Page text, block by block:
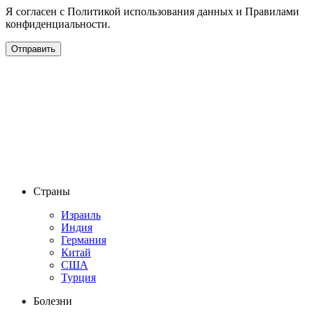
Я согласен с Политикой использования данных и Правилами
конфиденциальности.
Страны
Израиль
Индия
Германия
Китай
США
Турция
Болезни